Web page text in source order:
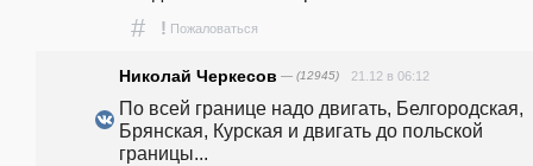
# ! Пожаловаться
Николай Черкесов — (12945) 21.12 в 06:12
По всей границе надо двигать, Белгородская,
Брянская, Курская и двигать до польской
границы...